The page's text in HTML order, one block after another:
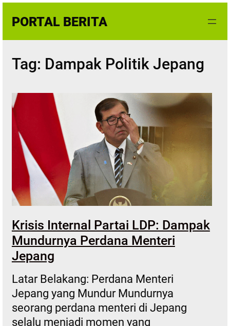
content
PORTAL BERITA
Tag: Dampak Politik Jepang
Krisis Internal Partai LDP: Dampak
Mundurnya Perdana Menteri
Jepang
Latar Belakang: Perdana Menteri
Jepang yang Mundur Mundurnya
seorang perdana menteri di Jepang
selalu menjadi momen yang